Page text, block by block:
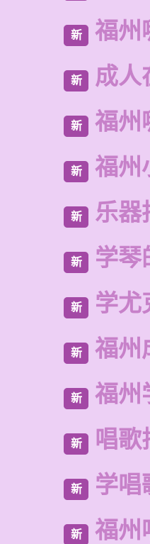
新 福州
新 成人
新 福州
新 福州
新 乐器
新 学琴
新 学尤
新 福州
新 福州
新 唱歌
新 学唱
新 福州